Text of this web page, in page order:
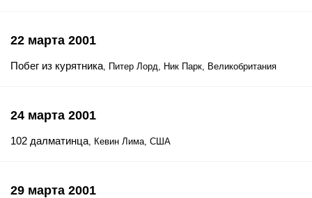
22 марта 2001
Побег из курятника, Питер Лорд, Ник Парк, Великобритания
24 марта 2001
102 далматинца, Кевин Лима, США
29 марта 2001